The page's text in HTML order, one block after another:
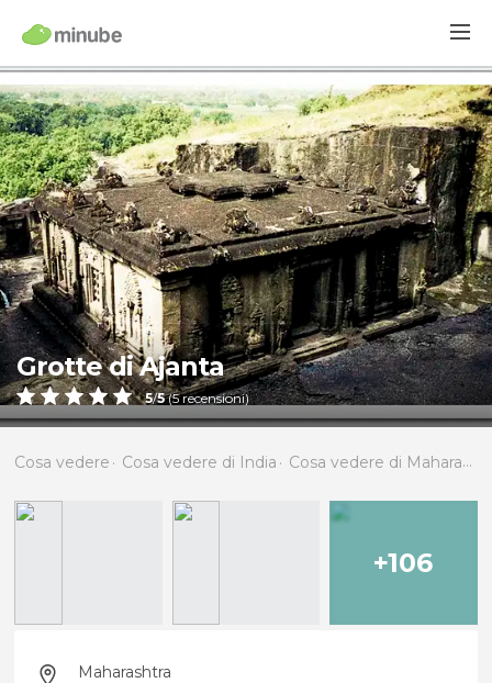
Grotte di Ajanta
5/5(5recensioni)
Cosa vedere Cosa vedere di India Cosa vedere di Maharashtra
+106
Maharashtra